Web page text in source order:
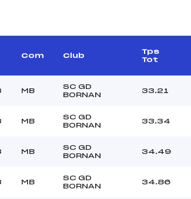
départ :
:
de départ :
B :
Com Club
Tps
Tot
MB
SC GD
BORNAN
33.21
MB
SC GD
BORNAN
33.34
MB
SC GD
BORNAN
34.49
MB
SC GD
BORNAN
34.86